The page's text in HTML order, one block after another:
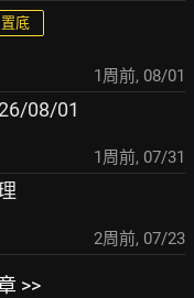
置底
1周前, 08/01
08/01
1周前, 07/31
2周前, 07/23
>>